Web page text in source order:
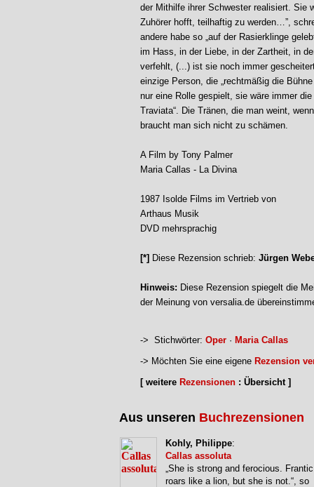
der Mithilfe ihrer Schwester realisiert. Sie
Zuhörer hofft, teilhaftig zu werden…”,
andere habe so „auf der Rasierklinge
im Hass, in der Liebe, in der Zartheit, in
verfehlt, (...) ist sie noch immer
einzige Person, die „rechtmäßig die
nur eine Rolle gespielt, sie wäre immer
Traviata“. Die Tränen, die man weint,
braucht man sich nicht zu schämen.
A Film by Tony Palmer
Maria Callas - La Divina
1987 Isolde Films im Vertrieb von
Arthaus Musik
DVD mehrsprachig
[*] Diese Rezension schrieb: Jürgen
Hinweis: Diese Rezension spiegelt die
der Meinung von versalia.de
-> Stichwörter: Oper · Maria Callas
-> Möchten Sie eine eigene Rezension
[ weitere Rezensionen : Übersicht ]
Aus unseren Buchrezensionen
Kohly, Philippe:
Callas assoluta
„She is strong and ferocious.
roars like a lion, but she is not.“, so